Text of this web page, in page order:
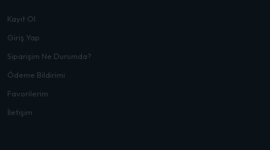
Kayıt Ol
Giriş Yap
Siparişim Ne Durumda?
Ödeme Bildirimi
Favorilerim
İletişim